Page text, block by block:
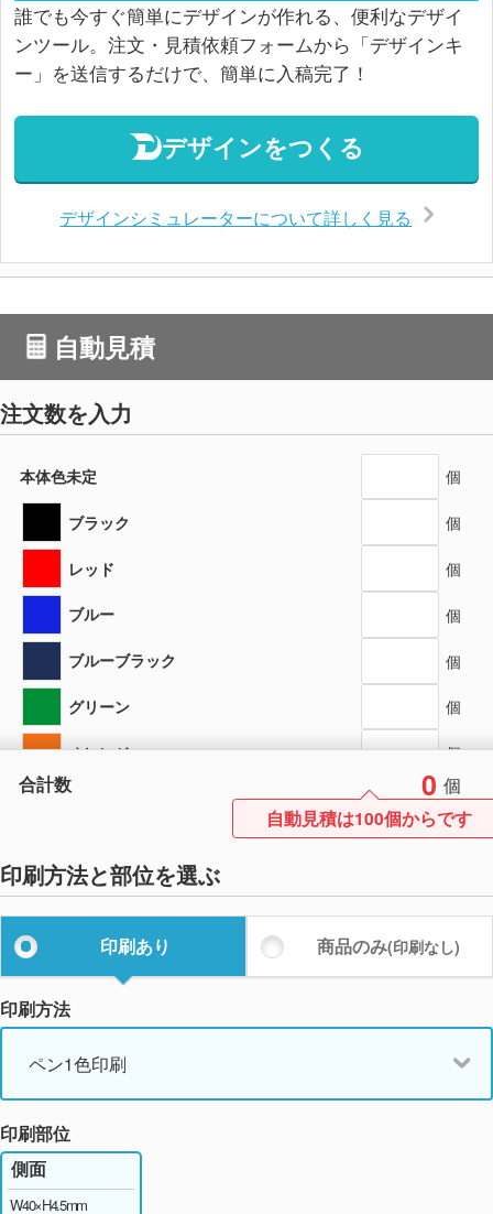
誰でも今すぐ簡単にデザインが作れる、便利なデザイ
ンツール。注文・見積依頼フォームから「デザインキ
ー」を送信するだけで、簡単に入稿完了！
デザインをつくる
デザインシミュレーターについて詳しく見る
自動見積
注文数を入力
本体色未定 個
ブラック 個
レッド 個
ブルー 個
ブルーブラック 個
グリーン 個
オレンジ 個
ピンク 個
個
バイオレット 個
ブラウン 個
合計数 0 個
自動見積は100個からです
印刷方法と部位を選ぶ
印刷あり 商品のみ(印刷なし)
印刷方法
ペン1色印刷
印刷部位
側面
W40×H4.5mm